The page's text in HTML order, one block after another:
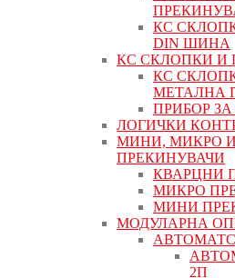
КС
DIN ШИНА
КС СКЛОПКИ И
КС
МЕТАЛНА
ПРИБОР
ЛОГИЧКИ
МИНИ, МИКРО
ПРЕКИНУВАЧИ
КВАРЦНИ
МИКРО
МИНИ
МОДУЛАРНА
2П